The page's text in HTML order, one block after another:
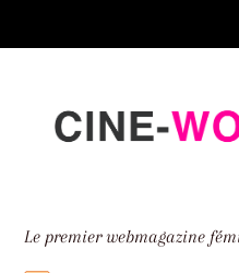
down
Le premier webmagazine